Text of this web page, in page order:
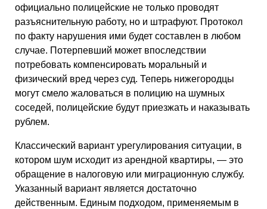
официально полицейские не только проводят
разъяснительную работу, но и штрафуют. Протокол
по факту нарушения ими будет составлен в любом
случае. Потерпевший может впоследствии
потребовать компенсировать моральный и
физический вред через суд. Теперь нижегородцы
могут смело жаловаться в полицию на шумных
соседей, полицейские будут приезжать и наказывать
рублем.
Классический вариант урегулирования ситуации, в
котором шум исходит из арендной квартиры, — это
обращение в налоговую или миграционную службу.
Указанный вариант является достаточно
действенным. Единым подходом, применяемым в